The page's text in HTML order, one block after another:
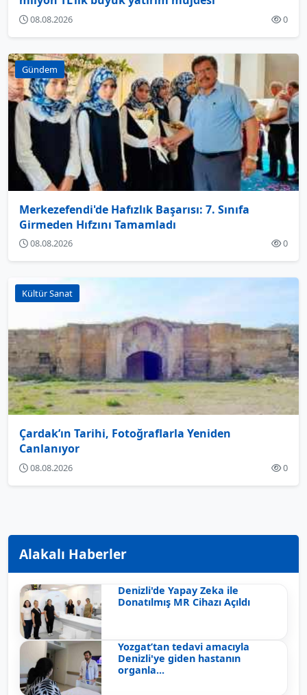
08.08.2026 0
Gündem
Merkezefendi'de Hafızlık Başarısı: 7. Sınıfa
Girmeden Hıfzını Tamamladı
08.08.2026 0
Kültür Sanat
Çardak’ın Tarihi, Fotoğraflarla Yeniden
Canlanıyor
08.08.2026 0
Alakalı Haberler
Denizli'de Yapay Zeka ile
Donatılmış MR Cihazı Açıldı
Yozgat’tan tedavi amacıyla
Denizli'ye giden hastanın
organla...